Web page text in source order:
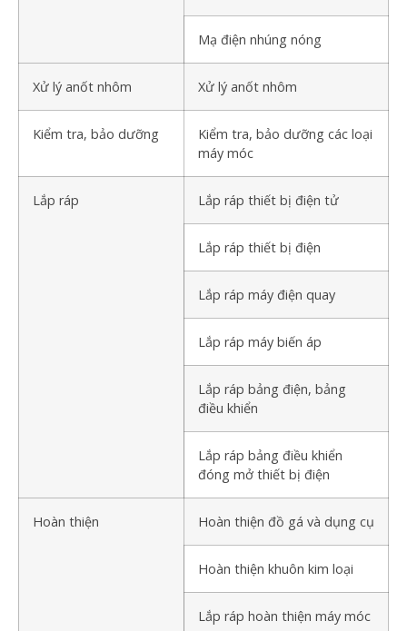
Mạ điện nhúng nóng
Xử lý anốt nhôm Xử lý anốt nhôm
Kiểm tra, bảo dưỡng
Kiểm tra, bảo dưỡng các loại
máy móc
Lắp ráp Lắp ráp thiết bị điện tử
Lắp ráp thiết bị điện
Lắp ráp máy điện quay
Lắp ráp máy biến áp
Lắp ráp bảng điện, bảng
điều khiển
Lắp ráp bảng điều khiển
đóng mở thiết bị điện
Hoàn thiện Hoàn thiện đồ gá và dụng cụ
Hoàn thiện khuôn kim loại
Lắp ráp hoàn thiện máy móc